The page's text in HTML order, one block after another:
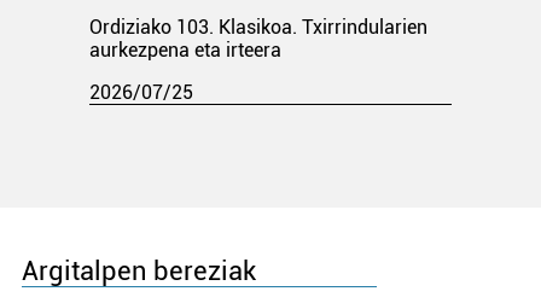
Ordiziako 103. Klasikoa. Txirrindularien
aurkezpena eta irteera
2026/07/25
Argitalpen bereziak